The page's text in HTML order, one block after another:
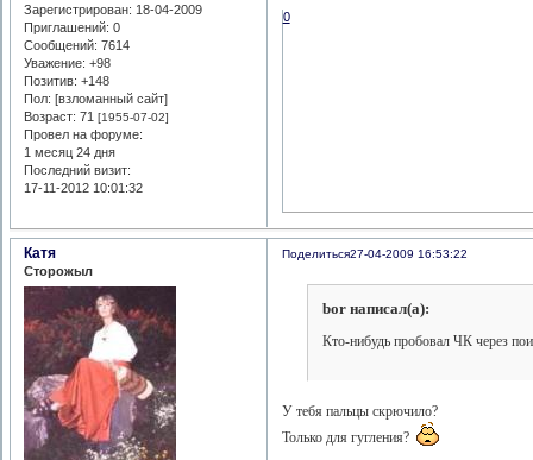
Зарегистрирован: 18-04-2009
Приглашений: 0
Сообщений: 7614
Уважение: +98
Позитив: +148
Пол: [взломанный сайт]
Возраст: 71[1955-07-02]
Провел на форуме:
1 месяц 24 дня
Последний визит:
17-11-2012 10:01:32
0
Поделиться27-04-2009 16:53:22
Катя
Сторожыл
bor написал(а):
Кто-нибудь пробовал ЧК через
У тебя пальцы скрючило?
Только для гугления?